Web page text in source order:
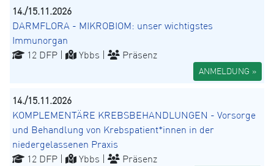
14./15.11.2026
DARMFLORA - MIKROBIOM: unser wichtigstes
Immunorgan
12 DFP |
Ybbs | Präsenz
ANMELDUNG »
14./15.11.2026
KOMPLEMENTÄRE KREBSBEHANDLUNGEN - Vorsorge
und Behandlung von Krebspatient*innen in der
niedergelassenen Praxis
12 DFP |
Ybbs | Präsenz